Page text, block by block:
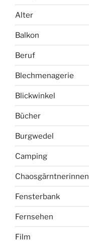
Alter
Balkon
Beruf
Blechmenagerie
Blickwinkel
Bücher
Burgwedel
Camping
Chaosgärntnerinnen
Fensterbank
Fernsehen
Film